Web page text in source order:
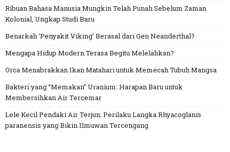
Ribuan Bahasa Manusia Mungkin Telah Punah Sebelum Zaman
Kolonial, Ungkap Studi Baru
Benarkah ‘Penyakit Viking’ Berasal dari Gen Neanderthal?
Mengapa Hidup Modern Terasa Begitu Melelahkan?
Orca Menabrakkan Ikan Matahari untuk Memecah Tubuh Mangsa
Bakteri yang “Memakan” Uranium: Harapan Baru untuk
Membersihkan Air Tercemar
Lele Kecil Pendaki Air Terjun: Perilaku Langka Rhyacoglanis
paranensis yang Bikin Ilmuwan Tercengang